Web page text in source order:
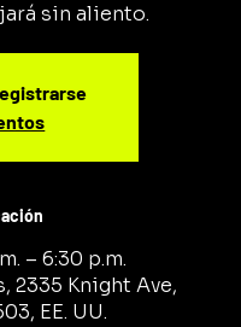
sin aliento.
– 6:30 p.m.
2335 Knight Ave,
EE. UU.